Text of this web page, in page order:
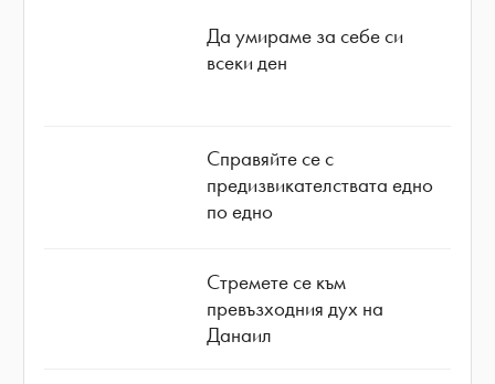
Да умираме за себе си
всеки ден
Справяйте се с
предизвикателствата едно
по едно
Стремете се към
превъзходния дух на
Данаил